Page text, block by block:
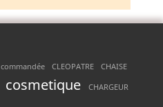
commandée CLEOPATRE
CHAISE
cosmetique CHARGEUR